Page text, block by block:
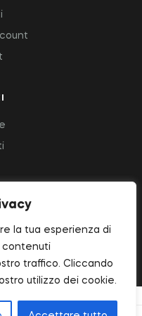
la tua esperienza di
contenuti
traffico. Cliccando
utilizzo dei cookie.
All Rights Reserved.